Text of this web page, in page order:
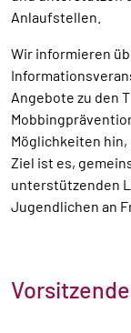
Anlaufstellen.
Wir informieren
Angebote zu den
Möglichkeiten
Ziel ist es,
unterstützenden
Jugendlichen an